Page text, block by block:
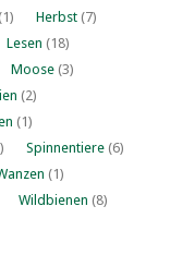
(1) Herbst (7)
Lesen (18)
Moose (3)
(2)
(1)
Spinnentiere (6)
(1)
Wildbienen (8)